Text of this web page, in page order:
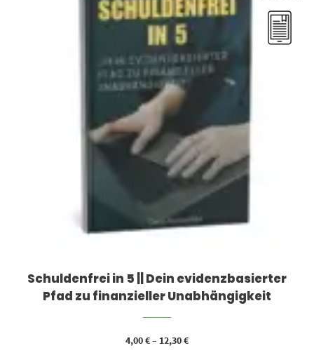
Schuldenfrei in 5 || Dein evidenzbasierter
Pfad zu finanzieller Unabhängigkeit
4,00€– 12,30€